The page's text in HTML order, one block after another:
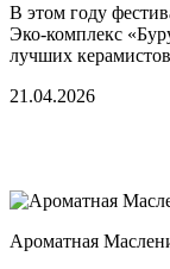
В этом году
Эко-комплекс
лучших
21.04.2026
Ароматная